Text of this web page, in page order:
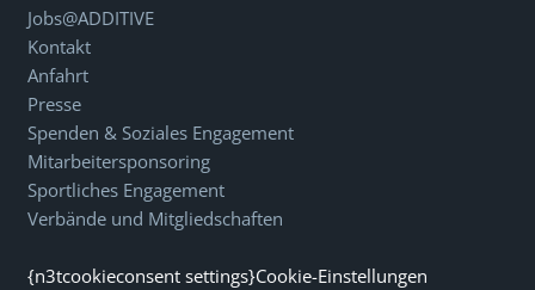
Jobs@ADDITIVE
Kontakt
Anfahrt
Presse
Spenden & Soziales Engagement
Mitarbeitersponsoring
Sportliches Engagement
Verbände und Mitgliedschaften
{n3tcookieconsent settings}Cookie-Einstellungen